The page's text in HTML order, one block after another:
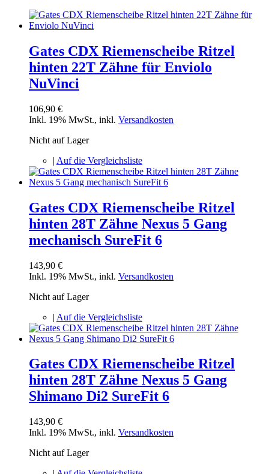
Gates CDX Riemenscheibe Ritzel
hinten 22T Zähne für Enviolo
NuVinci
106,90 €
Inkl. 19% MwSt., inkl. Versandkosten
Nicht auf Lager
| Auf die Vergleichsliste
Gates CDX Riemenscheibe Ritzel
hinten 28T Zähne Nexus 5 Gang
mechanisch SureFit 6
143,90 €
Inkl. 19% MwSt., inkl. Versandkosten
Nicht auf Lager
| Auf die Vergleichsliste
Gates CDX Riemenscheibe Ritzel
hinten 28T Zähne Nexus 5 Gang
Shimano Di2 SureFit 6
143,90 €
Inkl. 19% MwSt., inkl. Versandkosten
Nicht auf Lager